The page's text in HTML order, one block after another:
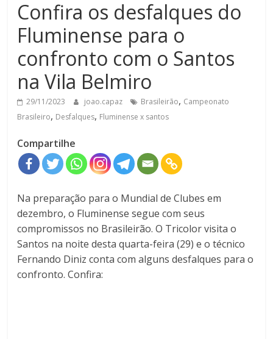
Confira os desfalques do
Fluminense para o
confronto com o Santos
na Vila Belmiro
29/11/2023 joao.capaz Brasileirão, Campeonato
Brasileiro, Desfalques, Fluminense x santos
Compartilhe
Na preparação para o Mundial de Clubes em
dezembro, o Fluminense segue com seus
compromissos no Brasileirão. O Tricolor visita o
Santos na noite desta quarta-feira (29) e o técnico
Fernando Diniz conta com alguns desfalques para o
confronto. Confira: